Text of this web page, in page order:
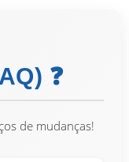
❓
de mudanças!